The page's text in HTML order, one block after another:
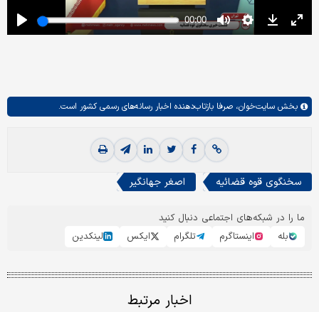
بخش سایت‌خوان، صرفا بازتاب‌دهنده اخبار رسانه‌های رسمی کشور است.
سخنگوی قوه قضائیه اصغر جهانگیر
ما را در شبکه‌های اجتماعی دنبال کنید
بله
اینستاگرم تلگرام ایکس لینکدین
اخبار مرتبط